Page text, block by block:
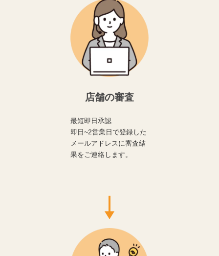
店舗の審査
最短即日承認
即日~2営業日で登録した
メールアドレスに審査結
果をご連絡します。